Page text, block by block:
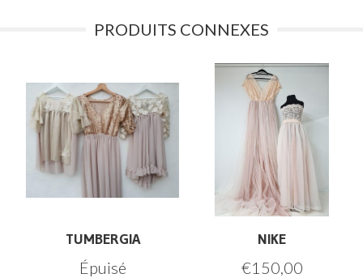
PRODUITS CONNEXES
TUMBERGIA
Épuisé
NIKE
€150,00